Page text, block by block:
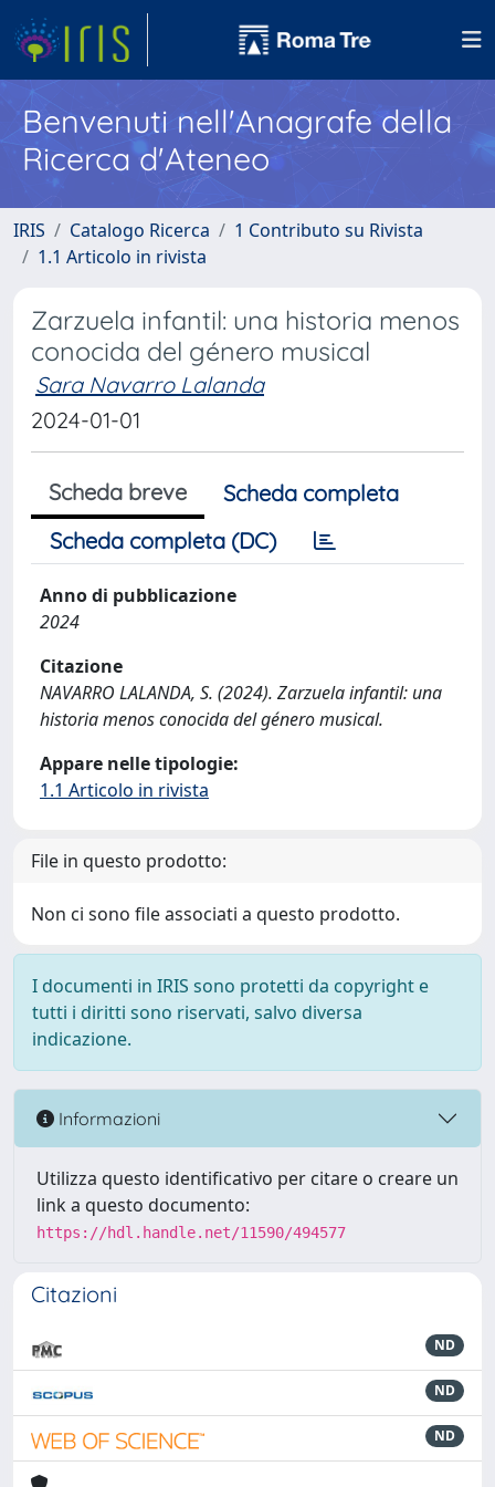
Benvenuti nell'Anagrafe della
Ricerca d'Ateneo
IRIS Catalogo Ricerca
1 Contributo su Rivista
1.1 Articolo in rivista
Zarzuela infantil: una historia menos
conocida del género musical
Sara Navarro Lalanda
2024-01-01
Scheda breve
Scheda completa
Scheda completa (DC)
Anno di pubblicazione
2024
Citazione
NAVARRO LALANDA, S. (2024). Zarzuela infantil: una
historia menos conocida del género musical.
Appare nelle tipologie:
1.1 Articolo in rivista
File in questo prodotto:
Non ci sono file associati a questo prodotto.
I documenti in IRIS sono protetti da copyright e
tutti i diritti sono riservati, salvo diversa
indicazione.
Informazioni
Utilizza questo identificativo per citare o creare un
link a questo documento:
https://hdl.handle.net/11590/494577
Citazioni
ND
ND
ND